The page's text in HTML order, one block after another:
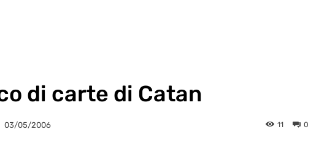
di carte di Catan
03/05/2006 0
11